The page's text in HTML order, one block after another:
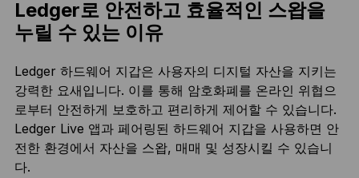
Ledger로 안전하고 효율적인 스왑을
누릴 수 있는 이유
Ledger 하드웨어 지갑은 사용자의 디지털 자산을 지키는
강력한 요새입니다. 이를 통해 암호화폐를 온라인 위협으
로부터 안전하게 보호하고 편리하게 제어할 수 있습니다.
Ledger Live 앱과 페어링된 하드웨어 지갑을 사용하면 안
전한 환경에서 자산을 스왑, 매매 및 성장시킬 수 있습니
다.